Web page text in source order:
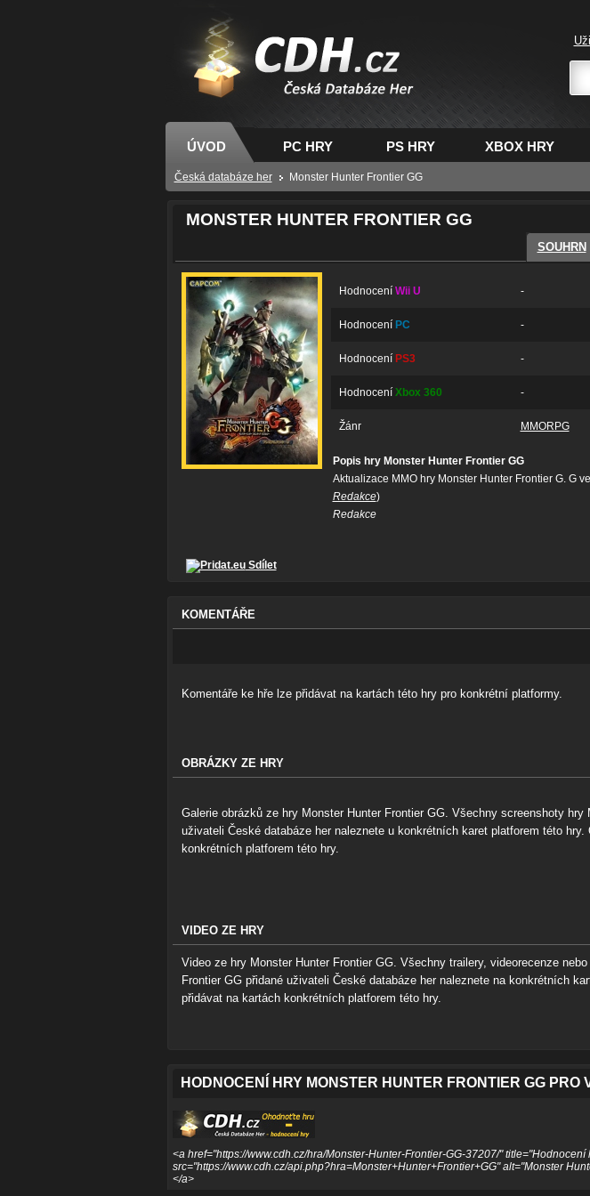
CDH.cz - hry na PC,
PS, XBOX - Česká
databáze her
ÚVOD PC HRY PS HRY XBOX HRY
Česká databáze her Monster Hunter Frontier GG
MONSTER HUNTER FRONTIER GG
SOUHRN
Hodnocení Wii U -
Hodnocení PC -
Hodnocení PS3 -
Hodnocení Xbox 360 -
Žánr MMORPG
Popis hry Monster Hunter Frontier GG
Aktualizace MMO hry Monster Hunter Frontier G. G
Redakce)
Redakce
Sdílet
KOMENTÁŘE
Komentáře ke hře lze přidávat na kartách této hry pro konkrétní platformy.
OBRÁZKY ZE HRY
Galerie obrázků ze hry Monster Hunter Frontier GG. Všechny screenshoty hry
uživateli České databáze her naleznete u konkrétních karet platforem této
konkrétních platforem této hry.
VIDEO ZE HRY
Video ze hry Monster Hunter Frontier GG. Všechny trailery, videorecenze
Frontier GG přidané uživateli České databáze her naleznete na konkrétních
přidávat na kartách konkrétních platforem této hry.
HODNOCENÍ HRY MONSTER HUNTER FRONTIER GG PRO
<a href="https://www.cdh.cz/hra/Monster-Hunter-Frontier-GG-37207/"
src="https://www.cdh.cz/api.php?hra=Monster+Hunter+Frontier+GG" alt="Monster
</a>